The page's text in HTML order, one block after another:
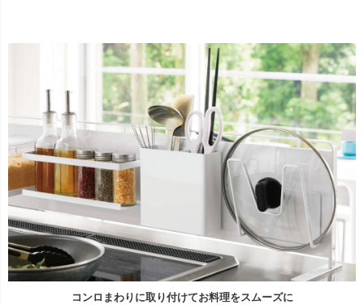
コンロまわりに取り付けてお料理をスムーズに